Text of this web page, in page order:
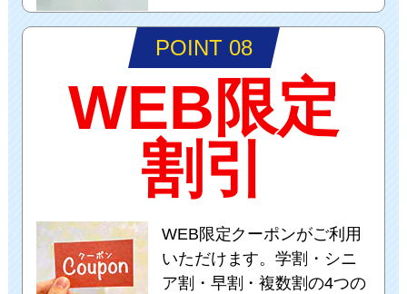
POINT 08
WEB限定
割引
WEB限定クーポンがご利用
いただけます。学割・シニ
ア割・早割・複数割の4つの